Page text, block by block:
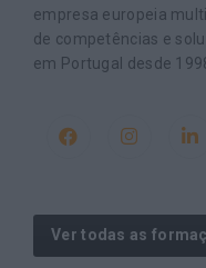
empresa europeia
de competências e
em Portugal desde
Ver todas as